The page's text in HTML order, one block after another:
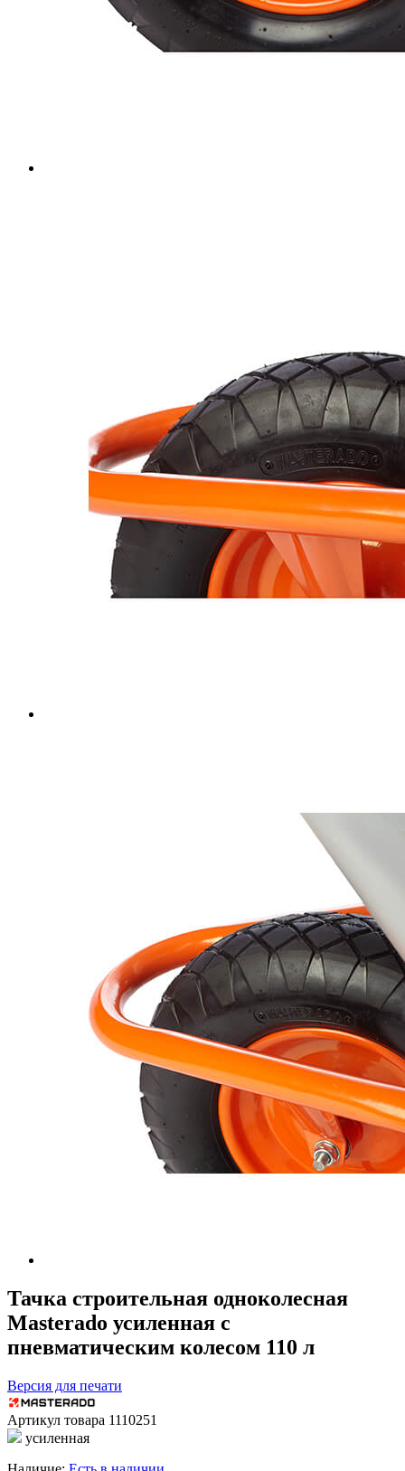
Тачка строительная одноколесная
Masterado усиленная с
пневматическим колесом 110 л
Версия для печати
Артикул товара 1110251
усиленная